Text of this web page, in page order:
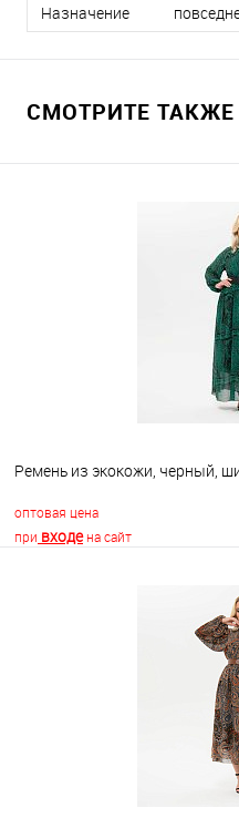
Назначение
СМОТРИТЕ ТАКЖЕ
Ремень из экокожи, черный,
оптовая цена
при входена сайт